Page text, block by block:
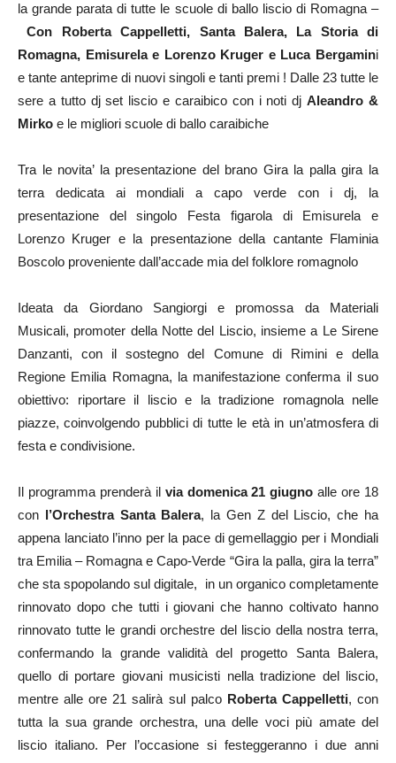
la grande parata di tutte le scuole di ballo liscio di Romagna –
Con Roberta Cappelletti, Santa Balera, La Storia di
Romagna, Emisurela e Lorenzo Kruger e Luca Bergamini
e tante anteprime di nuovi singoli e tanti premi ! Dalle 23 tutte le
sere a tutto dj set liscio e caraibico con i noti djAleandro &
Mirko e le migliori scuole di ballo caraibiche
Tra le novita’ la presentazione del brano Gira la palla gira la
terra dedicata ai mondiali a capo verde con i dj, la
presentazione del singolo Festa figarola di Emisurela e
Lorenzo Kruger e la presentazione della cantante Flaminia
Boscolo proveniente dall’accade mia del folklore romagnolo
Ideata da Giordano Sangiorgi e promossa da Materiali
Musicali, promoter della Notte del Liscio, insieme a Le Sirene
Danzanti, con il sostegno del Comune di Rimini e della
Regione Emilia Romagna, la manifestazione conferma il suo
obiettivo: riportare il liscio e la tradizione romagnola nelle
piazze, coinvolgendo pubblici di tutte le età in un’atmosfera di
festa e condivisione.
Il programma prenderà il via domenica 21 giugno alle ore 18
con l’Orchestra Santa Balera, la Gen Z del Liscio, che ha
appena lanciato l’inno per la pace di gemellaggio per i Mondiali
tra Emilia – Romagna e Capo-Verde “Gira la palla, gira la terra”
che sta spopolando sul digitale, in un organico completamente
rinnovato dopo che tutti i giovani che hanno coltivato hanno
rinnovato tutte le grandi orchestre del liscio della nostra terra,
confermando la grande validità del progetto Santa Balera,
quello di portare giovani musicisti nella tradizione del liscio,
mentre alle ore 21 salirà sul palco Roberta Cappelletti, con
tutta la sua grande orchestra, una delle voci più amate del
liscio italiano. Per l’occasione si festeggeranno i due anni